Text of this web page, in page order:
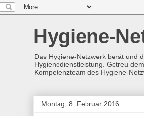
Hygiene-
Das Hygiene-Netzwerk berät und
Hygienedienstleistung. Getreu
Kompetenzteam des Hygiene-
Montag, 8. Februar 2016